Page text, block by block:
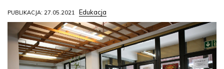
PUBLIKACJA: 27.05.2021 Edukacja